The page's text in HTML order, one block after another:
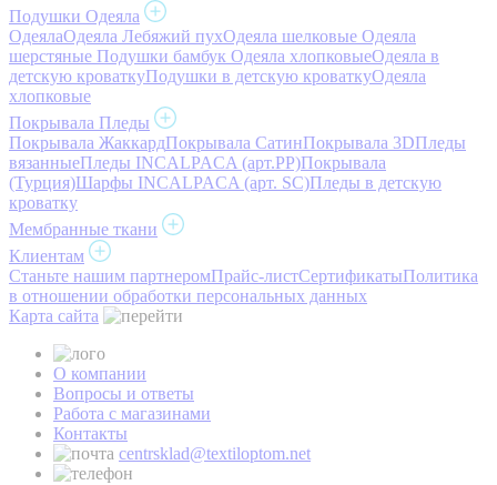
Подушки Одеяла
ОдеялаОдеяла Лебяжий пухОдеяла шелковые Одеяла
шерстяные Подушки бамбук Одеяла хлопковыеОдеяла в
детскую кроваткуПодушки в детскую кроваткуОдеяла
хлопковые
Покрывала Пледы
Покрывала ЖаккардПокрывала СатинПокрывала 3DПледы
вязанныеПледы INCALPACA (арт.PP)Покрывала
(Турция)Шарфы INCALPACA (арт. SC)Пледы в детскую
кроватку
Мембранные ткани
Клиентам
Станьте нашим партнеромПрайс-листСертификатыПолитика
в отношении обработки персональных данных
Карта сайта
О компании
Вопросы и ответы
Работа с магазинами
Контакты
centrsklad@textiloptom.net